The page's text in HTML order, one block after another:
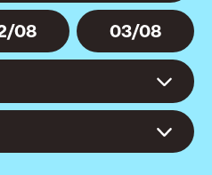
08 03/08